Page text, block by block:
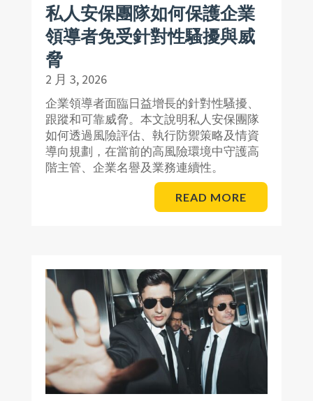
私人安保團隊如何保護企業
領導者免受針對性騷擾與威
脅
2 月 3, 2026
企業領導者面臨日益增長的針對性騷擾、
跟蹤和可靠威脅。本文說明私人安保團隊
如何透過風險評估、執行防禦策略及情資
導向規劃，在當前的高風險環境中守護高
階主管、企業名譽及業務連續性。
READ MORE